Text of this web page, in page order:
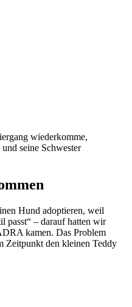
wiederkomme,
seine Schwester
Hund adoptieren, weil
passt“ – darauf hatten wir
kamen. Das Problem
Zeitpunkt den kleinen Teddy